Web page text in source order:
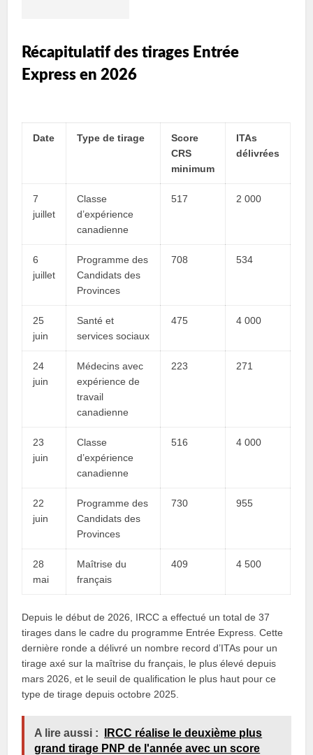
Récapitulatif des tirages Entrée
Express en 2026
Date Type de tirage
Score
CRS
minimum
ITAs
délivrées
7
juillet
Classe
d’expérience
canadienne
517 2 000
6
juillet
Programme des
Candidats des
Provinces
708 534
25
juin
Santé et
services sociaux
475 4 000
24
juin
Médecins avec
expérience de
travail
canadienne
223 271
23
juin
Classe
d’expérience
canadienne
516 4 000
22
juin
Programme des
Candidats des
Provinces
730 955
28
mai
Maîtrise du
français
409 4 500
Depuis le début de 2026, IRCC a effectué un total de 37
tirages dans le cadre du programme Entrée Express. Cette
dernière ronde a délivré un nombre record d’ITAs pour un
tirage axé sur la maîtrise du français, le plus élevé depuis
mars 2026, et le seuil de qualification le plus haut pour ce
type de tirage depuis octobre 2025.
A lire aussi :
IRCC réalise le deuxième plus
grand tirage PNP de l'année avec un score